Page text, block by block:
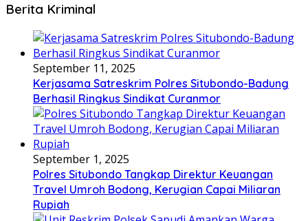
Berita Kriminal
September 11, 2025
Kerjasama Satreskrim Polres Situbondo-Badung
Berhasil Ringkus Sindikat Curanmor
September 1, 2025
Polres Situbondo Tangkap Direktur Keuangan
Travel Umroh Bodong, Kerugian Capai Miliaran
Rupiah